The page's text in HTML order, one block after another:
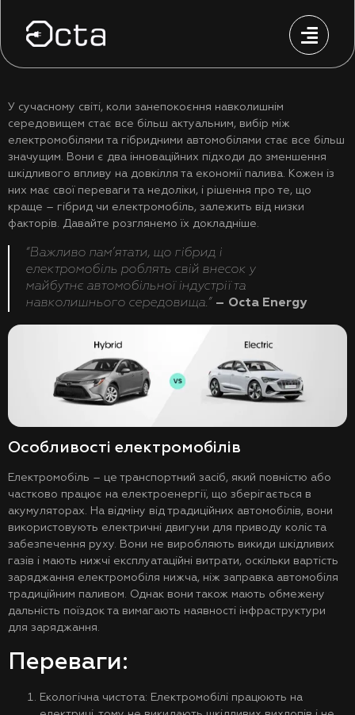
У сучасному світі, коли занепокоєння навколишнім
середовищем стає все більш актуальним, вибір між
електромобілями та гібридними автомобілями стає все більш
значущим. Вони є два інноваційних підходи до зменшення
шкідливого впливу на довкілля та економії палива. Кожен із
них має свої переваги та недоліки, і рішення про те, що
краще – гібрид чи електромобіль, залежить від низки
факторів. Давайте розглянемо їх докладніше.
“Важливо пам’ятати, що гібрид і
електромобіль роблять свій внесок у
майбутнє автомобільної індустрії та
навколишнього середовища.” – Octa Energy
Особливості електромобілів
Електромобіль – це транспортний засіб, який повністю або
частково працює на електроенергії, що зберігається в
акумуляторах. На відміну від традиційних автомобілів, вони
використовують електричні двигуни для приводу коліс та
забезпечення руху. Вони не виробляють викиди шкідливих
газів і мають нижчі експлуатаційні витрати, оскільки вартість
заряджання електромобіля нижча, ніж заправка автомобіля
традиційним паливом. Однак вони також мають обмежену
дальність поїздок та вимагають наявності інфраструктури
для заряджання.
Переваги:
Екологічна чистота: Електромобілі працюють на